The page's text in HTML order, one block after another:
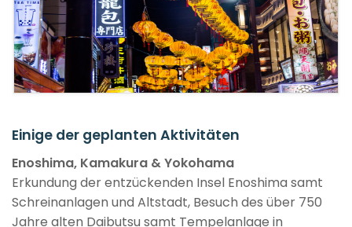
Einige der geplanten Aktivitäten
Enoshima, Kamakura & Yokohama
Erkundung der entzückenden Insel Enoshima samt
Schreinanlagen und Altstadt, Besuch des über 750
Jahre alten Daibutsu samt Tempelanlage in